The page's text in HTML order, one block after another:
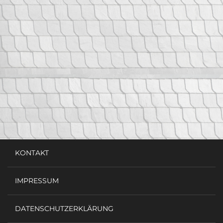
KONTAKT
IMPRESSUM
DATENSCHUTZERKLÄRUNG